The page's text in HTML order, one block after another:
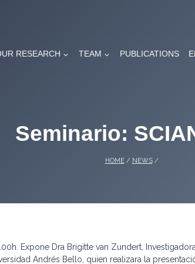
RESEARCH TEAM PUBLICATIONS
Seminario:
HOME / NEWS /
Expone Dra Brigitte van Zundert,
Andrés Bello, quien realizara la